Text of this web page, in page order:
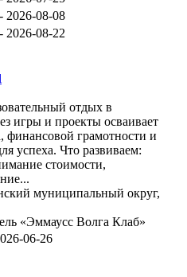
2026-08-08
2026-08-22
отдых в
игры и проекты осваивает
финансовой грамотности и
успеха. Что развиваем:
стоимости,
муниципальный округ,
«Эммаусс Волга Клаб»
06-26